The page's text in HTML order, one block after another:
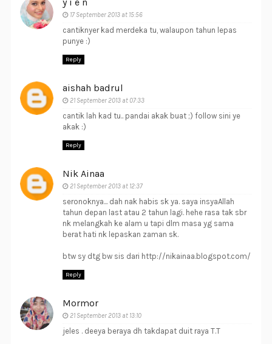
17 September 2013 at 15:56
cantiknyer kad merdeka tu, walaupon tahun lepas
punye :)
Reply
aishah badrul
21 September 2013 at 07:33
cantik lah kad tu.. pandai akak buat ;) follow sini ye
akak :)
Reply
Nik Ainaa
21 September 2013 at 12:37
seronoknya... dah nak habis sk ya. saya insyaAllah
tahun depan last atau 2 tahun lagi. hehe rasa tak sbr
nk melangkah ke alam u tapi dlm masa yg sama
berat hati nk lepaskan zaman sk.
btw sy dtg bw sis dari http://nikainaa.blogspot.com/
Reply
Mormor
21 September 2013 at 13:10
jeles . deeya beraya dh takdapat duit raya T.T